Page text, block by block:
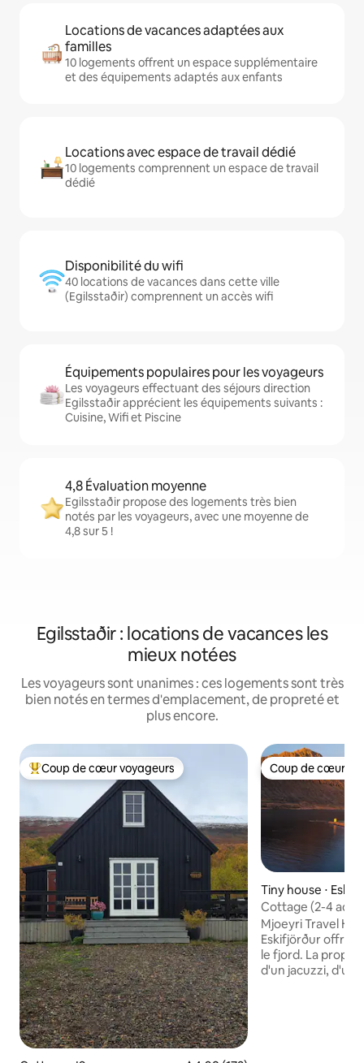
Locations de vacances adaptées aux
familles
10 logements offrent un espace supplémentaire
et des équipements adaptés aux enfants
Locations avec espace de travail dédié
10 logements comprennent un espace de travail
dédié
Disponibilité du wifi
40 locations de vacances dans cette ville
(Egilsstaðir) comprennent un accès wifi
Équipements populaires pour les voyageurs
Les voyageurs effectuant des séjours direction
Egilsstaðir apprécient les équipements suivants :
Cuisine, Wifi et Piscine
4,8 Évaluation moyenne
Egilsstaðir propose des logements très bien
notés par les voyageurs, avec une moyenne de
4,8 sur 5 !
Egilsstaðir : locations de vacances les
mieux notées
Les voyageurs sont unanimes : ces logements sont très
bien notés en termes d'emplacement, de propreté et
plus encore.
Coups de cœur voyageurs les plus appréciés
Coup de cœur voyageurs Coup de cœur
Coup de cœur
Tiny house ⋅
Cottage (2-4
Mjoeyri Travel
Eskifjörður offre
le fjord. La
d'un jacuzzi,